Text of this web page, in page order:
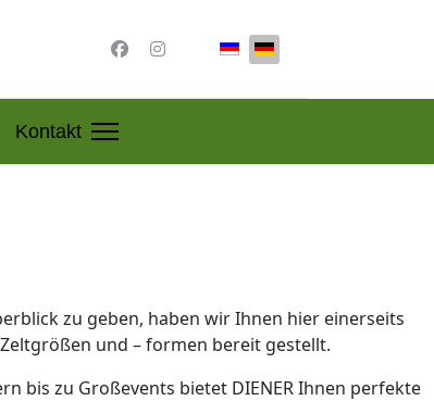
Sprache auswählen
Kontakt
zu geben, haben wir Ihnen hier einerseits
und – formen bereit gestellt.
bis zu Großevents bietet DIENER Ihnen perfekte